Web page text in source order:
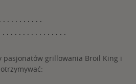
pasjonatów grillowania Broil King i
otrzymywać: